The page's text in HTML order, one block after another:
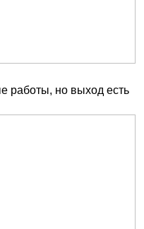
работы, но выход есть